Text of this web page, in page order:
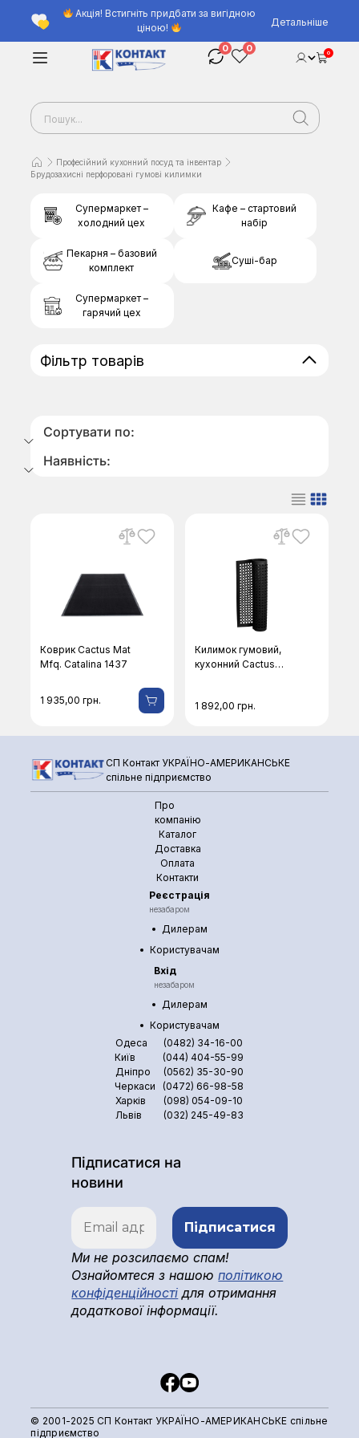
Акція! Встигніть придбати за вигідною
ціною!
Детальніше
0 0 0
Професійний кухонний посуд та інвентар
Брудозахисні перфоровані гумові килимки
Фільтр товарів
Супермаркет –
холодний цех
Кафе – стартовий
набір
Пекарня – базовий
комплект
Суші-бар
Супермаркет –
гарячий цех
Сортувати по:
Наявність:
Коврик Cactus Mat
Mfq. Catalina 1437
1 935,00грн.
Килимок гумовий,
кухонний Cactus
1 892,00грн.
СП Контакт УКРАЇНО-АМЕРИКАНСЬКЕ
спільне підприємство
Про
компанію
Каталог
Доставка
Оплата
Контакти
Реєстрація
незабаром
Дилерам
Користувачам
Вхід
незабаром
Дилерам
Користувачам
Одеса
(0482) 34-16-00
Київ
(044) 404-55-99
Дніпро
(0562) 35-30-90
Черкаси
(0472) 66-98-58
Харків
(098) 054-09-10
Львів
(032) 245-49-83
Підписатися на
новини
Ми не розсилаємо спам!
Ознайомтеся з нашоюполітикою
конфіденційності для отримання
додаткової інформації.
© 2001-2025 СП Контакт УКРАЇНО-АМЕРИКАНСЬКЕ спільне
підприємство